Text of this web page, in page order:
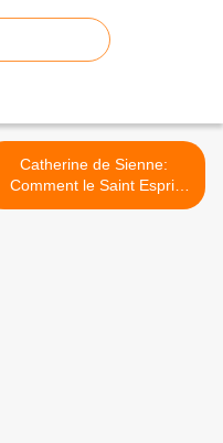
Catherine de Sienne:
Comment le Saint Esprit
vient à son secours (1) >